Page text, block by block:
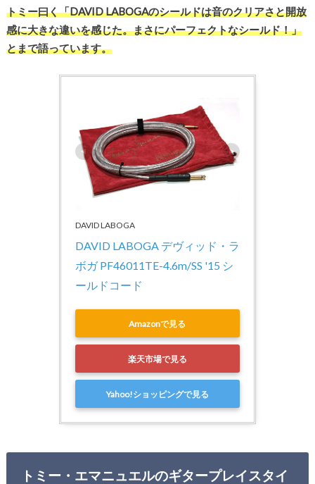
トミー曰く「DAVID LABOGAのシールドは音のクリアさと開放
感に大きな違いを感じた。まさにパーフェクトなシールド！」
とまで語っています。
DAVID LABOGA
DAVID LABOGA デヴィッド・ラ
ボガ PF46011TE-4.6m/SS '15 シ
ールドコード
Amazonで見る
楽天市場で見る
Yahoo!ショッピングで見る
トミー・エマニュエルのギタープレイスタイ